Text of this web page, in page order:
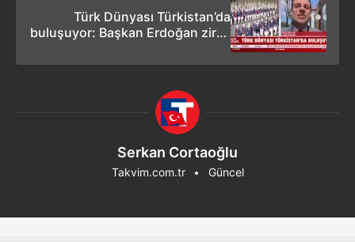
Türk Dünyası Türkistan’da
buluşuyor: Başkan Erdoğan zirve
Serkan Cortaoğlu
Takvim.com.tr Güncel